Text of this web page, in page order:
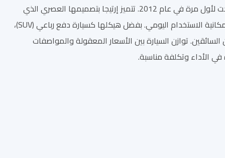
تُعتبر سوزوكي إرتيجا من أبرز الخيارات في فئة السيارات العائلية متعددة الاستخدامات، حيث أُنتجت لأول مرة في عام 2012. تتميز إرتيجا بتصميمها العصري الذي
يمزج بين الأناقة والرحابة، مما يجعلها مثالية للعائلات التي تتطلب مساحة داخلية مريحة مع إمكانية الاستخدام اليومي. بفضل هيكلها كسيارة دفع رباعي (SUV)،
توازن السيارة بين الأسعار المعقولة والمواصفات
الأداء وتكلفة مناسبة.